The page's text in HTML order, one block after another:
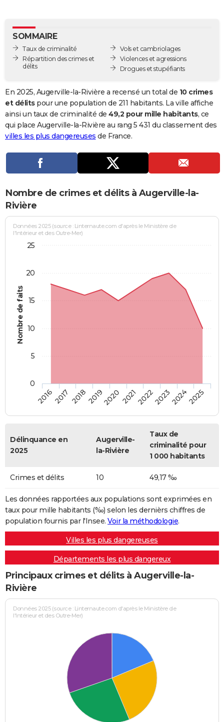
GUIDES D'ACHAT
BONS PLANS
Carte de Noël
Carte Bonne année
Carte Saint-Valentin
Carte Pâques
Carte d'anniversaire
DICTIONNAIRE
Dictionnaire
Biographies
Citations
Expressions
Proverbes
PROGRAMME TV
COPAINS D'AVANT
S'inscrire
Se connecter
Lycées
Collèges
Primaires
Universités
Entreprises
Service militaire
Avis de recherche
AVIS DE DÉCÈS
FORUM
Bricolage
Lifestyle
Culture
Sport
Auto
Television
Voyage
Cinema
SOMMAIRE
Taux de criminalité
Répartition des crimes et
délits
Vols et cambriolages
Violences et agressions
Drogues et stupéfiants
En 2025, Augerville-la-Rivière a recensé un total de 10 crimes
et délitspour une population de 211 habitants. La ville affiche
ainsi un taux de criminalité de 49,2 pour mille habitants, ce
qui place Augerville-la-Rivière au rang 5 431 du classement des
villes les plus dangereuses de France.
Nombre de crimes et délits à Augerville-la-
Rivière
Nombre de faits
Données 2025 (source : Linternaute.com d'après le Ministère de
l'Intérieur et des Outre-Mer)
20162017 20182019202020212022202320242025
0
5
10
15
20
25
Délinquance en
2025
Augerville-
la-Rivière
Taux de
criminalité pour
1 000 habitants
Crimes et délits 10 49,17 ‰
Les données rapportées aux populations sont exprimées en
taux pour mille habitants (‰) selon les dernièrs chiffres de
population fournis par l'Insee. Voir la méthodologie.
Villes les plus dangereuses
Départements les plus dangereux
Principaux crimes et délits à Augerville-la-
Rivière
Données 2025 (source : Linternaute.com d'après le Ministère de
l'Intérieur et des Outre-Mer)